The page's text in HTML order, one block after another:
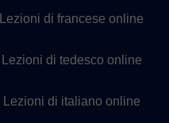
Lezioni di francese online
Lezioni di tedesco online
Lezioni di italiano online